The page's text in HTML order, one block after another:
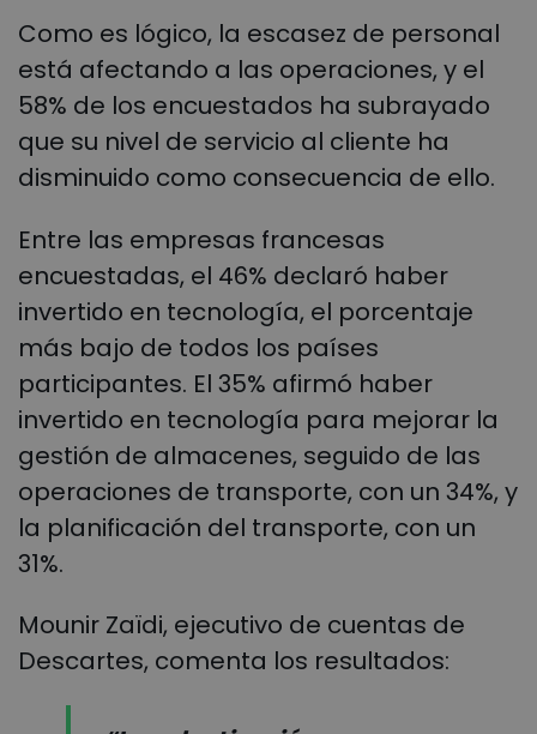
Como es lógico, la escasez de personal
está afectando a las operaciones, y el
58% de los encuestados ha subrayado
que su nivel de servicio al cliente ha
disminuido como consecuencia de ello.
Entre las empresas francesas
encuestadas, el 46% declaró haber
invertido en tecnología, el porcentaje
más bajo de todos los países
participantes. El 35% afirmó haber
invertido en tecnología para mejorar la
gestión de almacenes, seguido de las
operaciones de transporte, con un 34%, y
la planificación del transporte, con un
31%.
Mounir Zaïdi, ejecutivo de cuentas de
Descartes, comenta los resultados: